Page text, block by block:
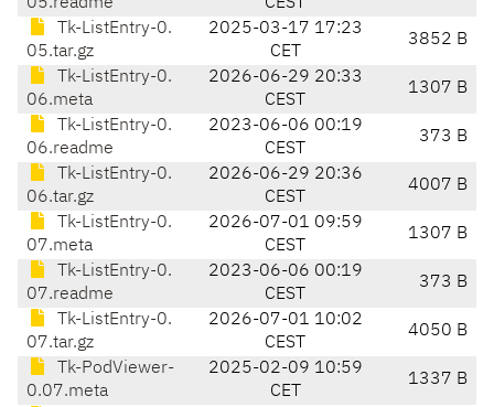
Tk-ListEntry-0.
05.tar.gz
2025-03-17 17:23
CET
3852 B
Tk-ListEntry-0.
06.meta
2026-06-29 20:33
CEST
1307 B
Tk-ListEntry-0.
06.readme
2023-06-06 00:19
CEST
373 B
Tk-ListEntry-0.
06.tar.gz
2026-06-29 20:36
CEST
4007 B
Tk-ListEntry-0.
07.meta
2026-07-01 09:59
CEST
1307 B
Tk-ListEntry-0.
07.readme
2023-06-06 00:19
CEST
373 B
Tk-ListEntry-0.
07.tar.gz
2026-07-01 10:02
CEST
4050 B
Tk-PodViewer-
0.07.meta
2025-02-09 10:59
CET
1337 B